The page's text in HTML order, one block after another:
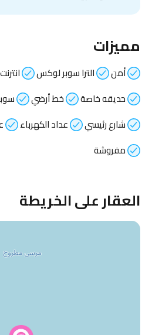
مميزات
أمن الترا سوبر لوكس انترنت
حديقه خاصة
خط أرضي
شارع رئيسي
عداد الكهرباء
مفروشة
العقار على الخريطة